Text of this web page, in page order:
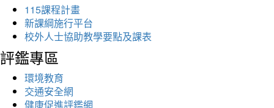
115課程計畫
新課綱施行平台
校外人士協助教學要點及課表
評鑑專區
環境教育
交通安全網
健康促進評鑑網